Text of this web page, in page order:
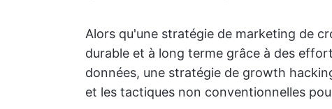
Alors qu'une stratégie de marketing de
durable et à long terme grâce à des
données, une stratégie de growth
et les tactiques non conventionnelles